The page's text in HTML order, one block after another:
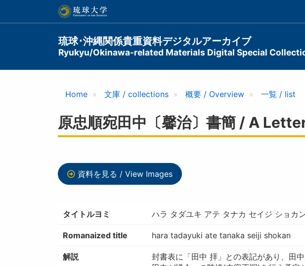
ン
琉球･沖縄関係貴重資料デジタルアーカイブ
Ryukyu/Okinawa-related Materials Digital Special
Main
navigation
Home 文庫 / collections 概要 / Overview 一覧 / list
原忠順宛田中〔馨治〕書簡 / A
資料を見る / View Images
タイトルヨミ ハラ タダユキ アテ タナカ セイジ ショカ
Romanaized title hara tadayuki ate tanaka seiji shokan
解説
封書表に「田中 拝」との表記があり、田